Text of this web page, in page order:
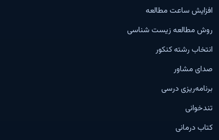
افزایش ساعت مطالعه
روش مطالعه زیست شناسی
انتخاب رشته کنکور
صدای مشاور
برنامه‌ریزی درسی
تندخوانی
کتاب درمانی